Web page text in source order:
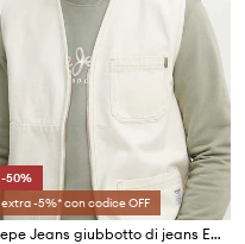
-50%
extra -5%* con codice OFF
Pepe Jeans giubbotto di jeans ELM UTILTY GILET